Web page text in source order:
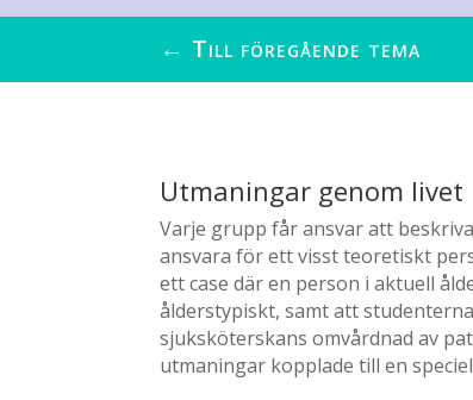
← Till föregående tema
Utmaningar genom livet
Varje grupp får ansvar att
ansvara för ett visst teoretiskt
ett case där en person i aktuell
ålderstypiskt, samt att
sjuksköterskans omvårdnad av
utmaningar kopplade till en